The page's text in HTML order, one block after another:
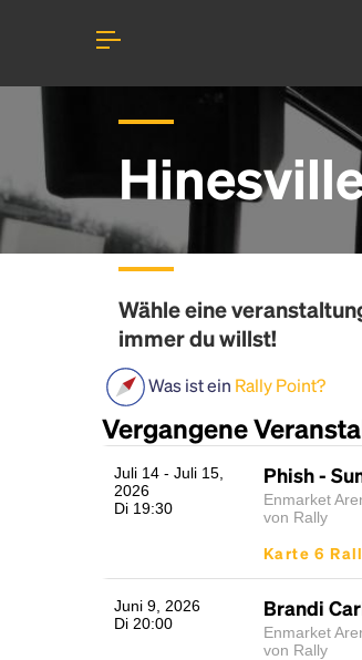
Wähle eine
immer du willst!
Was ist ein Rally Point?
Vergangene
Juli 14 - Juli 15,
2026
Di 19:30
Phish -
Enmarket
von Rally
Karte 6
Juni 9, 2026
Di 20:00
Brandi
Enmarket
von Rally